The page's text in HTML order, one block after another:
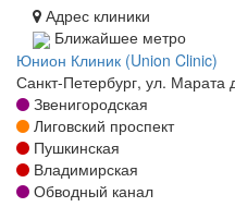
Адрес клиники
Ближайшее метро
Юнион Клиник (Union Clinic)
Санкт-Петербург, ул. Марата
Звенигородская
Лиговский проспект
Пушкинская
Владимирская
Обводный канал